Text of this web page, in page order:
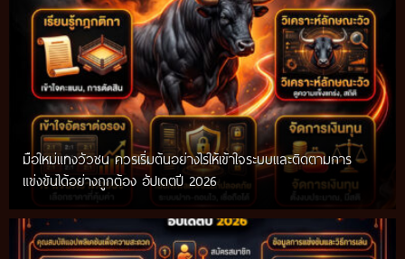
มือใหม่แทงวัวชน ควรเริ่มต้นอย่างไรให้เข้าใจระบบและติดตามการ
แข่งขันได้อย่างถูกต้อง อัปเดตปี 2026